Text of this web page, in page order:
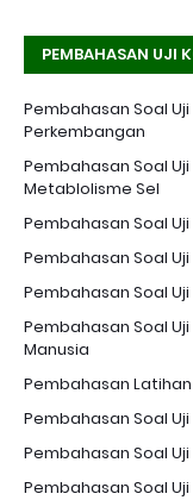
PEMBAHASAN UJI
Pembahasan Soal
Perkembangan
Pembahasan Soal
Metablolisme Sel
Pembahasan Soal
Pembahasan Soal
Pembahasan Soal
Pembahasan Soal
Manusia
Pembahasan
Pembahasan Soal
Pembahasan Soal
Pembahasan Soal